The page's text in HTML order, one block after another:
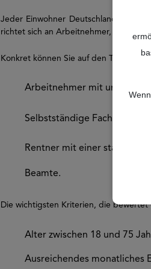
Jeder Einwohner Deutschlands mit
richtet sich an Arbeitnehmer,
Konkret können Sie auf den Targobank
Arbeitnehmer mit
Selbstständige Fachkräfte
Rentner mit einer stabilen
Beamte.
Die wichtigsten Kriterien, die bewertet
Alter zwischen 18 und 75
Ausreichendes monatliches